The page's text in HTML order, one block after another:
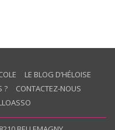
LE BLOG D’HÉLOISE
?
CONTACTEZ-NOUS